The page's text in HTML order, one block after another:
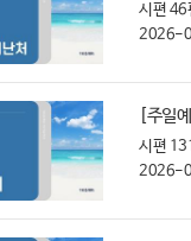
시편
2026-
[주일
시편
2026-